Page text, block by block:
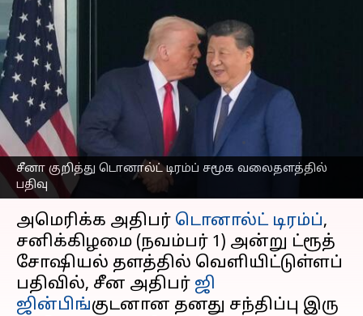
சீனா குறித்து டொனால்ட் டிரம்ப் சமூக வலைதளத்தில்
பதிவு
கடவுள் ஆசீர்வதிக்கட்டும்;
அமெரிக்கா-சீனா உறவு
குறித்து டொனால்ட் டிரம்ப்
சமூக வலைதளத்தில்
பதிவு
எழுதியவர் Sekar Chinnappan Nov 02, 2025
செய்தி முன்னோட்டம்
அமெரிக்க அதிபர் டொனால்ட் டிரம்ப்,
சனிக்கிழமை (நவம்பர் 1) அன்று ட்ரூத்
சோஷியல் தளத்தில் வெளியிட்டுள்ளப்
பதிவில், சீன அதிபர் ஜி
ஜின்பிங்குடனான தனது சந்திப்பு இரு